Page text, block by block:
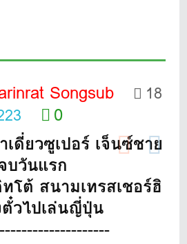
Songsub
18
0
เดี่ยวซูเปอร์ เจ็นซ์ชาย
บวันแรก
โต้ สนามเทรสเชอร์ฮิ
วไปเล่นญี่ปุ่น